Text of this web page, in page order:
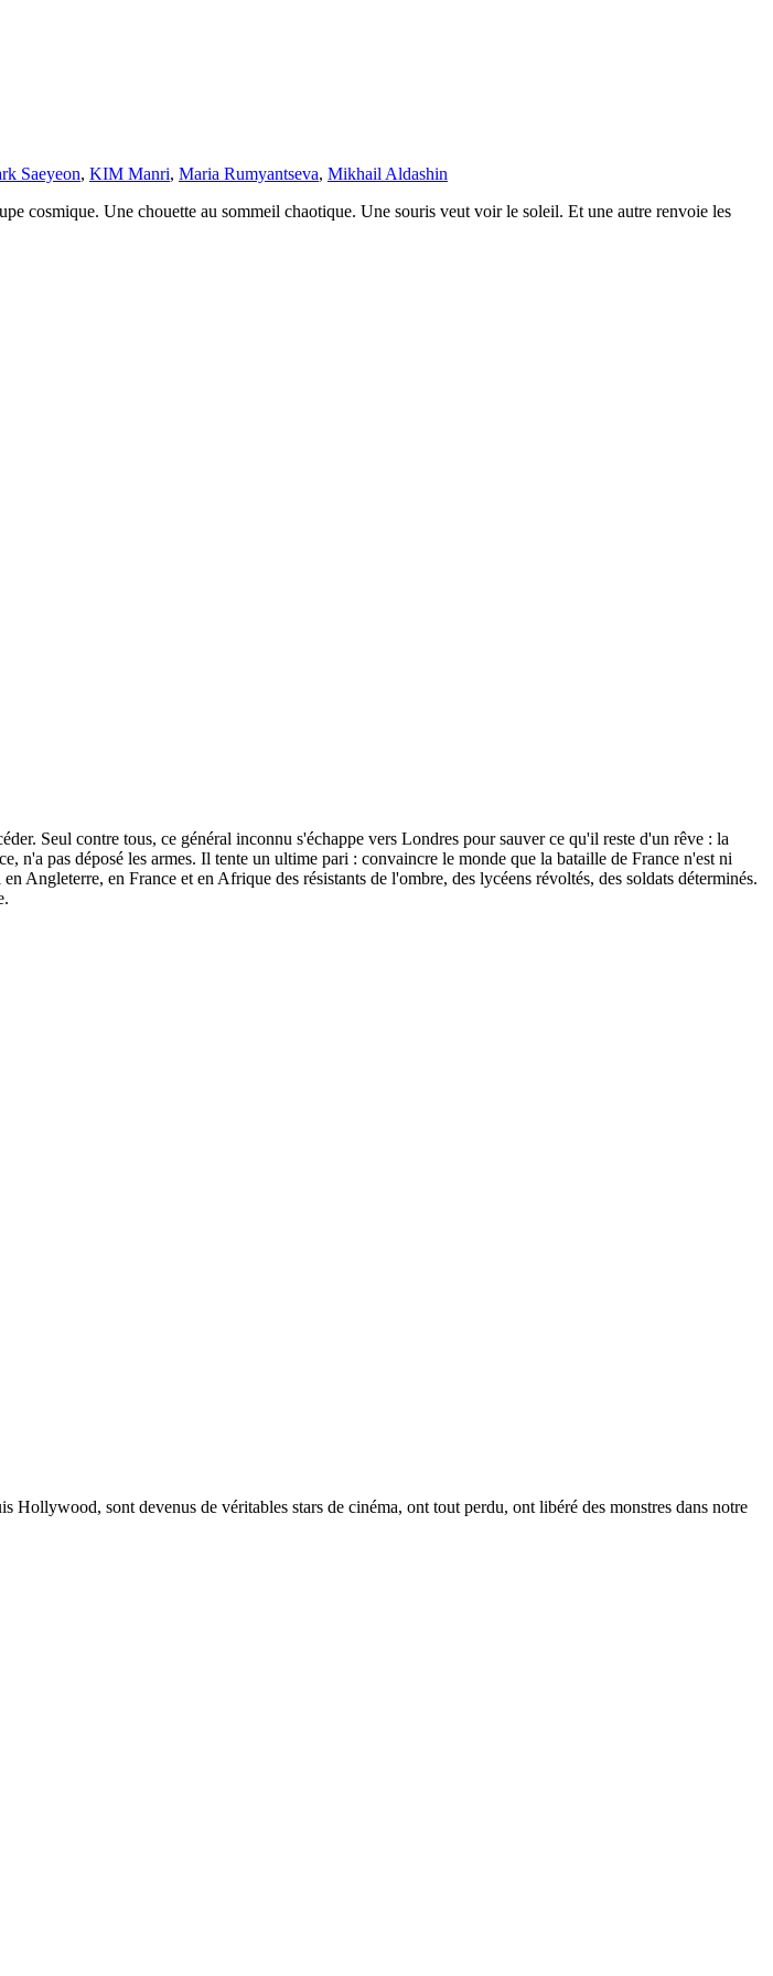
Saeyeon, KIM Manri, Maria Rumyantseva, Mikhail Aldashin
cosmique. Une chouette au sommeil chaotique. Une souris veut voir le soleil. Et une autre renvoie les
Seul contre tous, ce général inconnu s'échappe vers Londres pour sauver ce qu'il reste d'un rêve : la
n'a pas déposé les armes. Il tente un ultime pari : convaincre le monde que la bataille de France n'est ni
Angleterre, en France et en Afrique des résistants de l'ombre, des lycéens révoltés, des soldats déterminés.
sont devenus de véritables stars de cinéma, ont tout perdu, ont libéré des monstres dans notre